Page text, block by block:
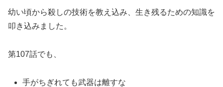
幼い頃から殺しの技術を教え込み、生き残るための知識を
叩き込みました。
第107話でも、
手がちぎれても武器は離すな